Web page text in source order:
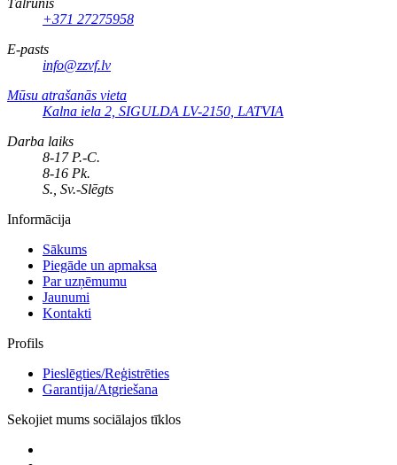
+371 27275958
E-pasts
info@zzvf.lv
Mūsu atrašanās vieta
Kalna iela 2, SIGULDA LV-2150, LATVIA
Darba laiks
8-17 P.-C.
8-16 Pk.
S., Sv.-Slēgts
Informācija
Sākums
Piegāde un apmaksa
Par uzņēmumu
Jaunumi
Kontakti
Profils
Pieslēgties/Reģistrēties
Garantija/Atgriešana
Sekojiet mums sociālajos tīklos